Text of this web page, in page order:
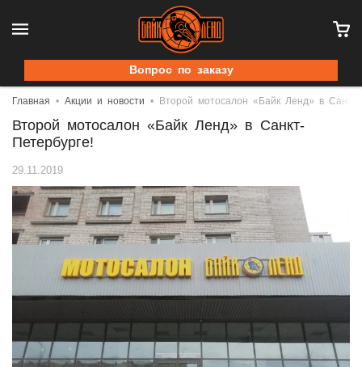
Вопрос по заказу
Главная Акции и новости Второй мотосалон «Байк Ленд» в Санкт-
Второй мотосалон «Байк Ленд» в Санкт-
Петербурге!
29.11.2019